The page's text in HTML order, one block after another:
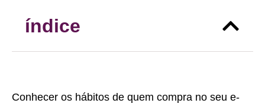
índice
Conhecer os hábitos de quem compra no seu e-